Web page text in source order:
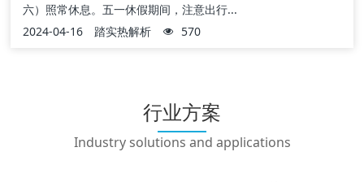
六）照常休息。五一休假期间，注意出行...
2024-04-16
踏实热解析 570
行业方案
Industry solutions and applications